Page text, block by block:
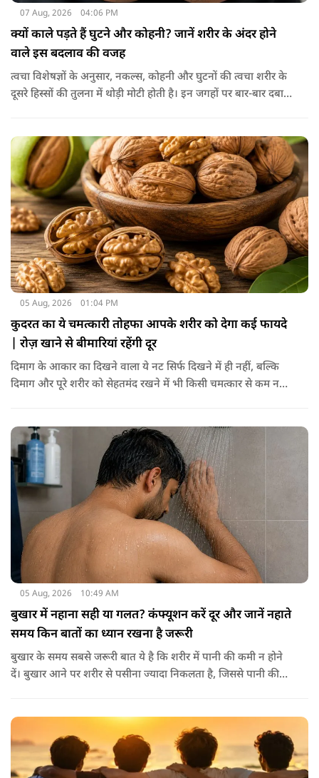
07 Aug, 2026 04:06 PM
क्यों काले पड़ते हैं घुटने और कोहनी? जानें शरीर के अंदर होने
वाले इस बदलाव की वजह
त्वचा विशेषज्ञों के अनुसार, नकल्स, कोहनी और घुटनों की त्वचा शरीर के
दूसरे हिस्सों की तुलना में थोड़ी मोटी होती है। इन जगहों पर बार-बार दबाव
05 Aug, 2026 01:04 PM
कुदरत का ये चमत्कारी तोहफा आपके शरीर को देगा कई फायदे
| रोज़ खाने से बीमारियां रहेंगी दूर
दिमाग के आकार का दिखने वाला ये नट सिर्फ दिखने में ही नहीं, बल्कि
दिमाग और पूरे शरीर को सेहतमंद रखने में भी किसी चमत्कार से कम नहीं
मिनरल्स जो सेहत के लिए वरदान साबित होते हैं। आइए विस्तार से जानते
हैं कि अखरोट खाना सेहत के लिए क्यों है ज़रूरी।
05 Aug, 2026 10:49 AM
बुखार में नहाना सही या गलत? कंफ्यूशन करें दूर और जानें नहाते
समय किन बातों का ध्यान रखना है जरूरी
बुखार के समय सबसे जरूरी बात ये है कि शरीर में पानी की कमी न होने
दें। बुखार आने पर शरीर से पसीना ज्यादा निकलता है, जिससे पानी की
होते हैं। खाने में हल्का और आसानी से पचने वाला भोजन जैसे खिचड़ी
और दलिया आदि लेना अच्छा माना जाता है।